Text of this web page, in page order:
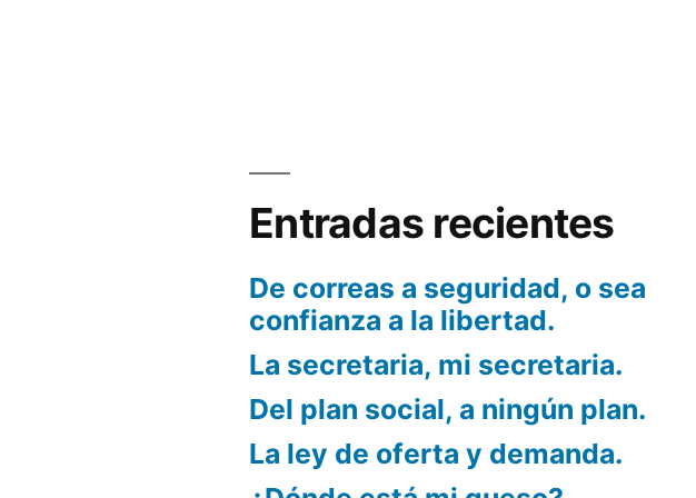
Entradas recientes
De correas a seguridad, o sea
confianza a la libertad.
La secretaria, mi secretaria.
Del plan social, a ningún plan.
La ley de oferta y demanda.